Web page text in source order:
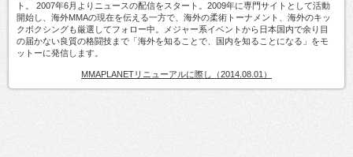
ト。 2007年6月よりニュースの配信をスタート。2009年に専門サイトとして活動
開始し、海外MMAの現在を伝える一方で、海外の柔術トーナメント、海外のキッ
クボクシングも厳選してフォロー中。メジャー系イベントから日本国内で余り目
の届かない良質の格闘技まで「海外を知ることで、国内を知ることになる」をモ
ットーに発信します。
MMAPLANETリニューアルに際し（2014.08.01）